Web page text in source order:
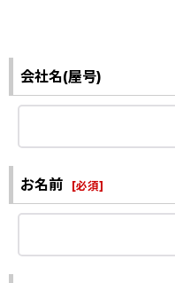
会社名(屋号)
お名前 [必須]